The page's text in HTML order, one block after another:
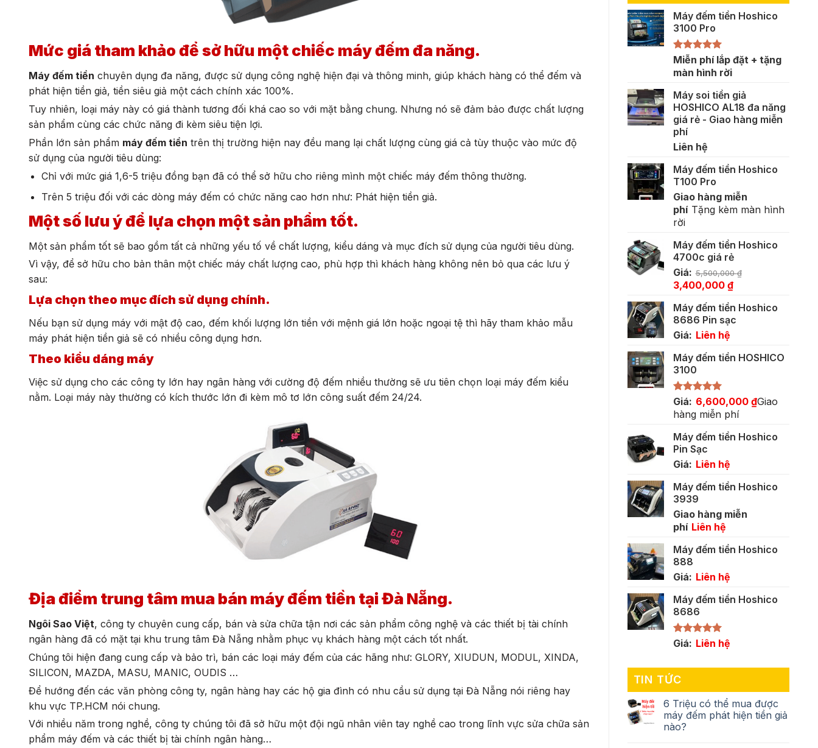
Mức giá tham khảo để sở hữu một chiếc máy đếm đa năng.
Máy đếm tiền chuyên dụng đa năng, được sử dụng công nghệ hiện đại và thông minh, giúp khách hàng có thể đếm và
phát hiện tiền giả, tiền siêu giả một cách chính xác 100%.
Tuy nhiên, loại máy này có giá thành tương đối khá cao so với mặt bằng chung. Nhưng nó sẽ đảm bảo được chất lượng
sản phẩm cùng các chức năng đi kèm siêu tiện lợi.
Phần lớn sản phẩm máy đếm tiền trên thị trường hiện nay đều mang lại chất lượng cùng giá cả tùy thuộc vào mức độ
sử dụng của người tiêu dùng:
Chỉ với mức giá 1,6-5 triệu đồng bạn đã có thể sở hữu cho riêng mình một chiếc máy đếm thông thường.
Trên 5 triệu đối với các dòng máy đếm có chức năng cao hơn như: Phát hiện tiền giả.
Một số lưu ý để lựa chọn một sản phẩm tốt.
Một sản phẩm tốt sẽ bao gồm tất cả những yếu tố về chất lượng, kiểu dáng và mục đích sử dụng của người tiêu dùng.
Vì vậy, để sở hữu cho bản thân một chiếc máy chất lượng cao, phù hợp thì khách hàng không nên bỏ qua các lưu ý
sau:
Lựa chọn theo mục đích sử dụng chính.
Nếu bạn sử dụng máy với mật độ cao, đếm khối lượng lớn tiền với mệnh giá lớn hoặc ngoại tệ thì hãy tham khảo mẫu
máy phát hiện tiền giả sẽ có nhiều công dụng hơn.
Theo kiểu dáng máy
Việc sử dụng cho các công ty lớn hay ngân hàng với cường độ đếm nhiều thường sẽ ưu tiên chọn loại máy đếm kiểu
nằm. Loại máy này thường có kích thước lớn đi kèm mô tơ lớn công suất đếm 24/24.
Địa điểm trung tâm mua bán máy đếm tiền tại Đà Nẵng.
Ngôi Sao Việt, công ty chuyên cung cấp, bán và sửa chữa tận nơi các sản phẩm công nghệ và các thiết bị tài chính
ngân hàng đã có mặt tại khu trung tâm Đà Nẵng nhằm phục vụ khách hàng một cách tốt nhất.
Chúng tôi hiện đang cung cấp và bảo trì, bán các loại máy đếm của các hãng như: GLORY, XIUDUN, MODUL, XINDA,
SILICON, MAZDA, MASU, MANIC, OUDIS …
Để hướng đến các văn phòng công ty, ngân hàng hay các hộ gia đình có nhu cầu sử dụng tại Đà Nẵng nói riêng hay
khu vực TP.HCM nói chung.
Với nhiều năm trong nghề, công ty chúng tôi đã sở hữu một đội ngũ nhân viên tay nghề cao trong lĩnh vực sửa chữa sản
phẩm máy đếm và các thiết bị tài chính ngân hàng…
Máy đếm tiền Hoshico
3100 Pro
Được xếp
hạng 5.00
5 sao
Miễn phí lắp đặt + tặng
màn hình rời
Máy soi tiền giả
HOSHICO AL18 đa năng
giá rẻ - Giao hàng miễn
phí
Liên hệ
Máy đếm tiền Hoshico
T100 Pro
Giao hàng miễn
phí Tặng kèm màn hình
rời
Máy đếm tiền Hoshico
4700c giá rẻ
Giá: 5,500,000₫
Giá
là:
5,500,000 ₫.
3,400,000 ₫Giá
tại
là:
Máy đếm tiền Hoshico
8686 Pin sạc
Giá: Liên hệ
Máy đếm tiền HOSHICO
3100
Được xếp
hạng
5.00
5 sao
Giá: 6,600,000 ₫Giao
hàng miễn phí
Máy đếm tiền Hoshico
Pin Sạc
Giá: Liên hệ
Máy đếm tiền Hoshico
3939
Giao hàng miễn
phí Liên hệ
Máy đếm tiền Hoshico
888
Giá: Liên hệ
Máy đếm tiền Hoshico
8686
Được xếp
Giá: Liên hệ
TIN TỨC
6 Triệu có thể mua được
máy đếm phát hiện tiền giả
nào?